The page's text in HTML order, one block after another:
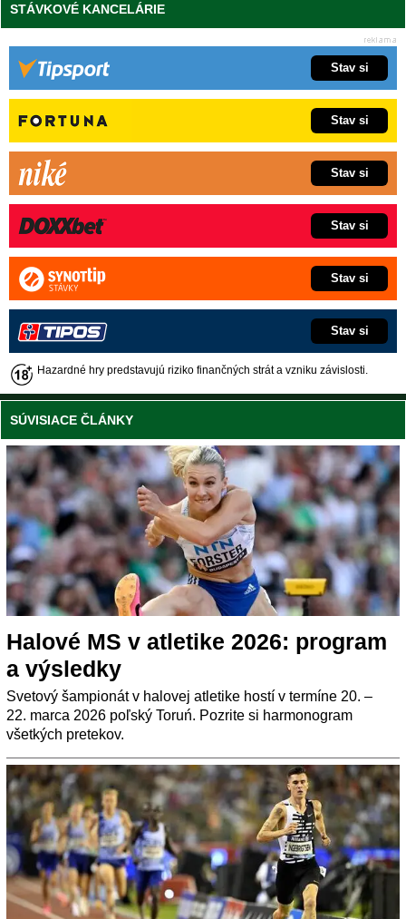
STÁVKOVÉ KANCELÁRIE
Stav si
Stav si
Stav si
Stav si
Stav si
Stav si
Hazardné hry predstavujú riziko finančných strát a vzniku závislosti.
SÚVISIACE ČLÁNKY
Halové MS v atletike 2026: program
a výsledky
Svetový šampionát v halovej atletike hostí v termíne 20. –
22. marca 2026 poľský Toruń. Pozrite si harmonogram
všetkých pretekov.